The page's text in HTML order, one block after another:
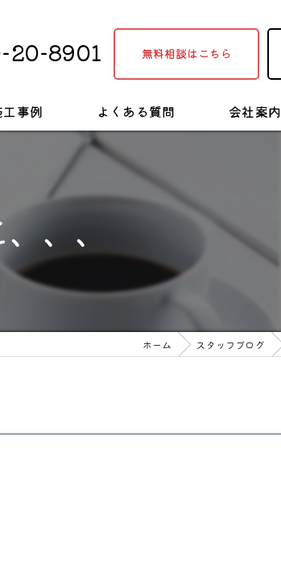
20-8901 無料相談はこちら
工事例 よくある質問 会社案内
、、
ホーム スタッフブログ